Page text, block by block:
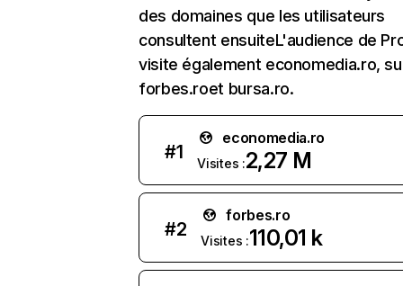
des domaines que les utilisateurs
consultent ensuiteL'audience de
visite également economedia.ro,
forbes.roet bursa.ro.
#1
economedia.ro
Visites :2,27 M
#2
forbes.ro
Visites :110,01 k